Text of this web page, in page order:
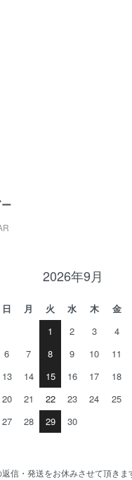
2026年9月
日 月 火 水 木
金
1
2 3
4
6
7 8 9 10
11
13
14 15 16 17
18
20
21 22 23 24
25
27
28 29 30
信・発送をお休みさせて頂き